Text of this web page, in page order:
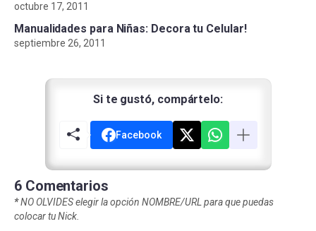
octubre 17, 2011
Manualidades para Niñas: Decora tu Celular!
septiembre 26, 2011
Si te gustó, compártelo:
Facebook
6 Comentarios
*NO OLVIDES elegir la opción NOMBRE/URL para que puedas
colocar tu Nick.